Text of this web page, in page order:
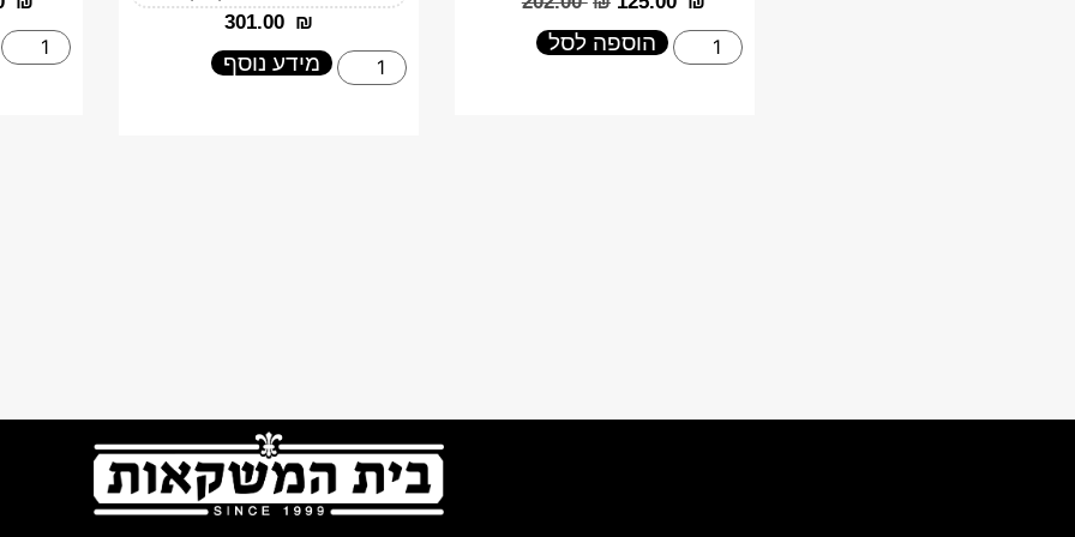
הוספה לסל
‎301.00 ₪
מידע נוסף